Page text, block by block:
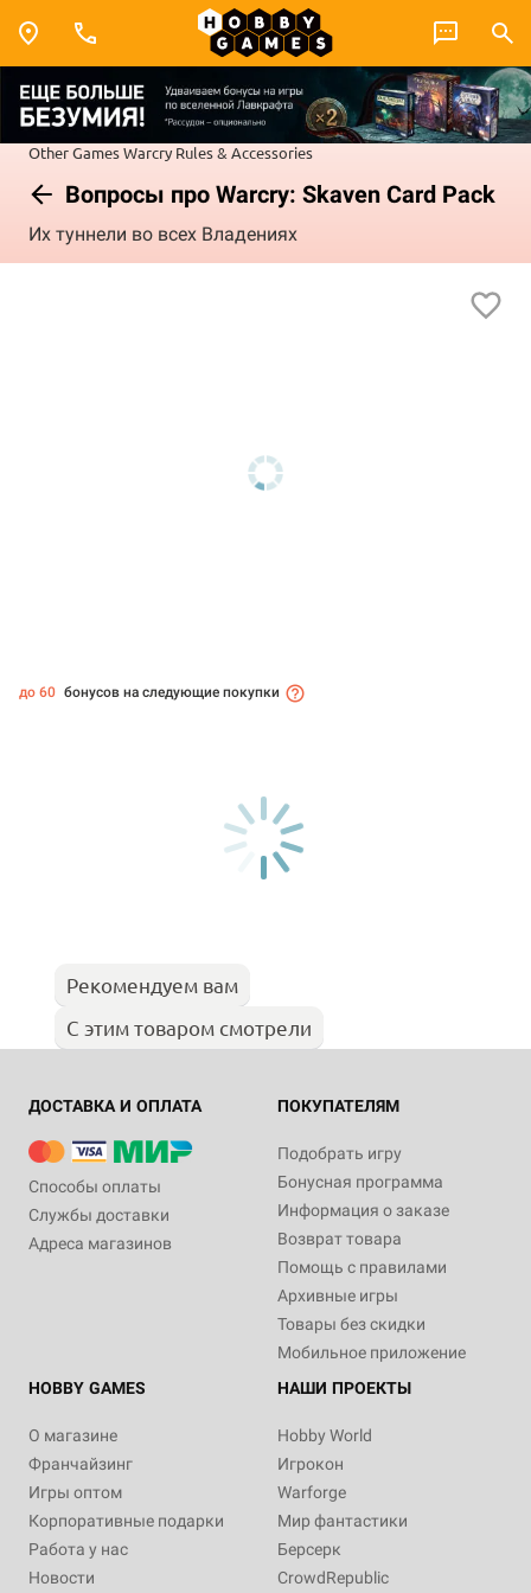
Other GamesWarcry Rules & Accessories
Вопросы про Warcry: Skaven Card Pack
Их туннели во всех Владениях
до 60 бонусов на следующие покупки
Рекомендуем вам
С этим товаром смотрели
ДОСТАВКА И ОПЛАТА
Способы оплаты
Службы доставки
Адреса магазинов
ПОКУПАТЕЛЯМ
Подобрать игру
Бонусная программа
Информация о заказе
Возврат товара
Помощь с правилами
Архивные игры
Товары без скидки
Мобильное приложение
HOBBY GAMES
О магазине
Франчайзинг
Игры оптом
Корпоративные подарки
Работа у нас
Новости
НАШИ ПРОЕКТЫ
Hobby World
Игрокон
Warforge
Мир фантастики
Берсерк
CrowdRepublic